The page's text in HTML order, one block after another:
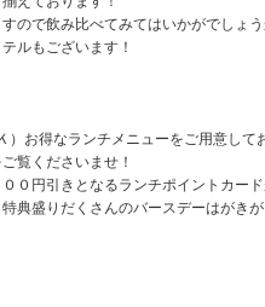
ので飲み比べてみてはいかがでしょう
ルもございます！
お得なランチメニューをご用意して
覧くださいませ！
０円引きとなるランチポイントカード
典盛りだくさんのバースデーはがきが